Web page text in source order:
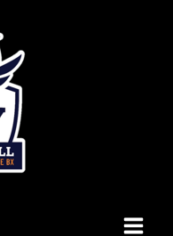
Main